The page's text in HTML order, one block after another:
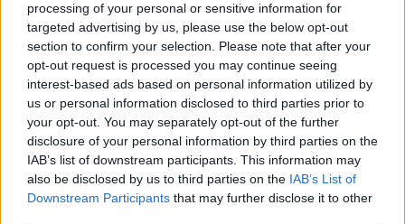
processing of your personal or sensitive information for
targeted advertising by us, please use the below opt-out
section to confirm your selection. Please note that after your
opt-out request is processed you may continue seeing
interest-based ads based on personal information utilized by
us or personal information disclosed to third parties prior to
your opt-out. You may separately opt-out of the further
disclosure of your personal information by third parties on the
IAB’s list of downstream participants. This information may
also be disclosed by us to third parties on the IAB’s List of
Downstream Participants that may further disclose it to other
και για τις ευθύνες που μπορεί να
έχουν οι πολιτικές εξουσίες. Δεν
έβγαλε καμία ανακοίνωση για την
προσβολή που έχουν δεχθεί τα θύματα
από συγκεκριμένους
δημοσιογράφους, οι οποίοι αντί να